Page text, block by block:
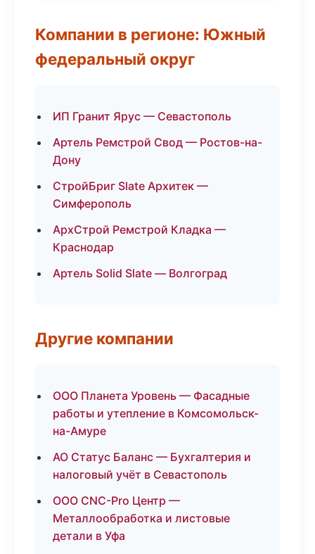
Компании в регионе: Южный
федеральный округ
ИП Гранит Ярус — Севастополь
Артель Ремстрой Свод — Ростов-на-
Дону
СтройБриг Slate Архитек —
Симферополь
АрхСтрой Ремстрой Кладка —
Краснодар
Артель Solid Slate — Волгоград
Другие компании
ООО Планета Уровень — Фасадные
работы и утепление в Комсомольск-
на-Амуре
АО Статус Баланс — Бухгалтерия и
налоговый учёт в Севастополь
ООО CNC-Pro Центр —
Металлообработка и листовые
детали в Уфа